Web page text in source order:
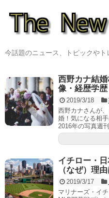
今話題のニュース、トピックやト
西野カナ結
像・経歴学
2019/3/18
西野カナさんが
婚！気になる相手
2016年の写真週
イチロー・
（なぜ）理
2019/3/17
マリナーズ・イ